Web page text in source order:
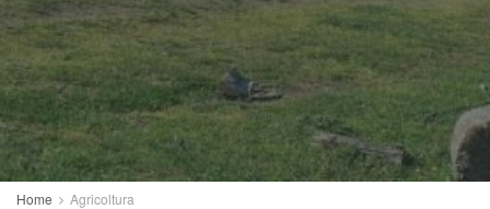
Home Agricoltura